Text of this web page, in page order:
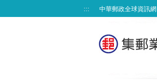
::: 中華郵政全球資訊網